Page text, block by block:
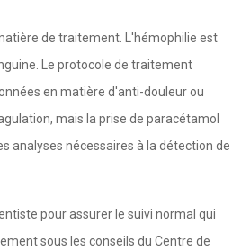
de traitement. L'hémophilie est
Le protocole de traitement
en matière d'anti-douleur ou
mais la prise de paracétamol
analyses nécessaires à la détection de
pour assurer le suivi normal qui
sous les conseils du Centre de